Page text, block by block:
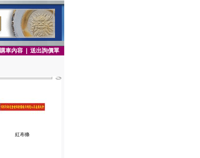
車內容| 送出詢價單
紅布條